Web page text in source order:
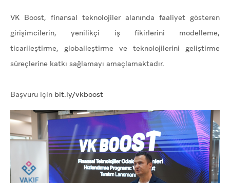
VK Boost, finansal teknolojiler alanında faaliyet gösteren
girişimcilerin, yenilikçi iş fikirlerini modelleme,
ticarileştirme, globalleştirme ve teknolojilerini geliştirme
süreçlerine katkı sağlamayı amaçlamaktadır.
Başvuru için bit.ly/vkboost